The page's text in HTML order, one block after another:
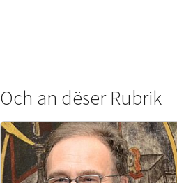
Och an dëser Rubrik